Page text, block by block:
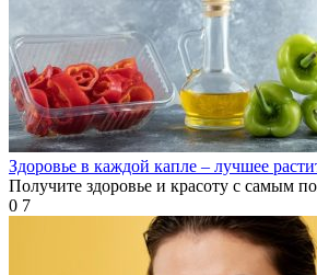
Здоровье в каждой капле – лучшее
Получите здоровье и красоту с самым
0 7